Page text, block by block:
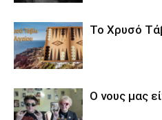
Το Χρυσό
O νους μας